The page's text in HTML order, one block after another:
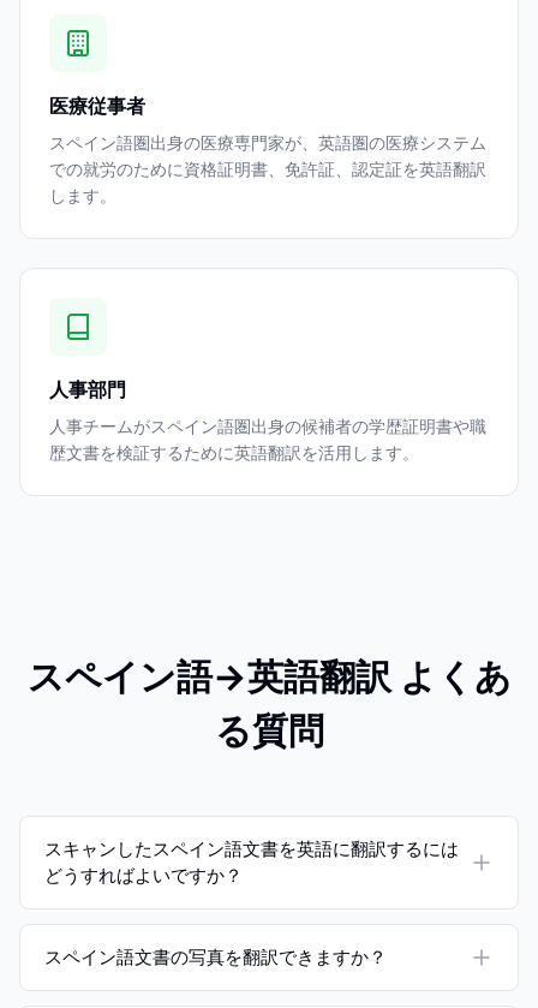
医療従事者
スペイン語圏出身の医療専門家が、英語圏の医療システム
での就労のために資格証明書、免許証、認定証を英語翻訳
します。
人事部門
人事チームがスペイン語圏出身の候補者の学歴証明書や職
歴文書を検証するために英語翻訳を活用します。
スペイン語→英語翻訳 よくあ
る質問
スキャンしたスペイン語文書を英語に翻訳するには
どうすればよいですか？
スペイン語文書の写真を翻訳できますか？